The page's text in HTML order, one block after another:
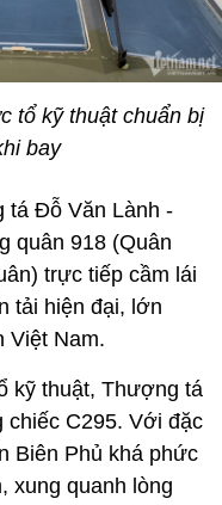
tổ kỹ thuật chuẩn bị
bay
tá Đỗ Văn Lành -
quân 918 (Quân
trực tiếp cầm lái
tải hiện đại, lớn
Việt Nam.
kỹ thuật, Thượng tá
C295. Với đặc
Biên Phủ khá phức
xung quanh lòng